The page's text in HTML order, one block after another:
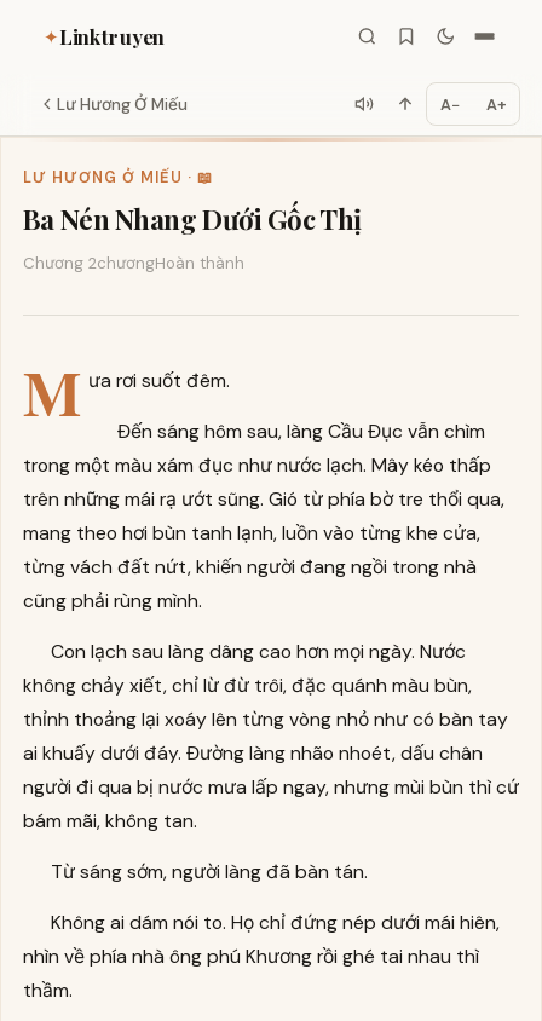
✦Linktruyen
Lư Hương Ở Miếu A− A+
LƯ HƯƠNG Ở MIẾU · 📖
Ba Nén Nhang Dưới Gốc Thị
Chương 2chươngHoàn thành
M ưa rơi suốt đêm.
Đến sáng hôm sau, làng Cầu Đục vẫn chìm
trong một màu xám đục như nước lạch. Mây kéo thấp
trên những mái rạ ướt sũng. Gió từ phía bờ tre thổi qua,
mang theo hơi bùn tanh lạnh, luồn vào từng khe cửa,
từng vách đất nứt, khiến người đang ngồi trong nhà
cũng phải rùng mình.
Con lạch sau làng dâng cao hơn mọi ngày. Nước
không chảy xiết, chỉ lừ đừ trôi, đặc quánh màu bùn,
thỉnh thoảng lại xoáy lên từng vòng nhỏ như có bàn tay
ai khuấy dưới đáy. Đường làng nhão nhoét, dấu chân
người đi qua bị nước mưa lấp ngay, nhưng mùi bùn thì cứ
bám mãi, không tan.
Từ sáng sớm, người làng đã bàn tán.
Không ai dám nói to. Họ chỉ đứng nép dưới mái hiên,
nhìn về phía nhà ông phú Khương rồi ghé tai nhau thì
thầm.